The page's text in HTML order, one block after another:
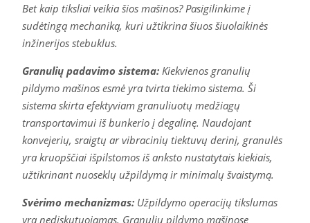
Bet kaip tiksliai veikia šios mašinos? Pasigilinkime į
sudėtingą mechaniką, kuri užtikrina šiuos šiuolaikinės
inžinerijos stebuklus.
Granulių padavimo sistema:Kiekvienos granulių
pildymo mašinos esmė yra tvirta tiekimo sistema. Ši
sistema skirta efektyviam granuliuotų medžiagų
transportavimui iš bunkerio į degalinę. Naudojant
konvejerių, sraigtų ar vibracinių tiektuvų derinį, granulės
yra kruopščiai išpilstomos iš anksto nustatytais kiekiais,
užtikrinant nuoseklų užpildymą ir minimalų švaistymą.
Svėrimo mechanizmas:Užpildymo operacijų tikslumas
yra nediskutuojamas. Granulių pildymo mašinose